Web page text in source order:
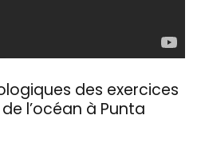
des exercices
l’océan à Punta